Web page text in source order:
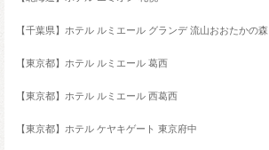
【千葉県】ホテル ルミエール グランデ 流山おおたかの森
【東京都】ホテル ルミエール 葛西
【東京都】ホテル ルミエール 西葛西
【東京都】ホテル ケヤキゲート 東京府中